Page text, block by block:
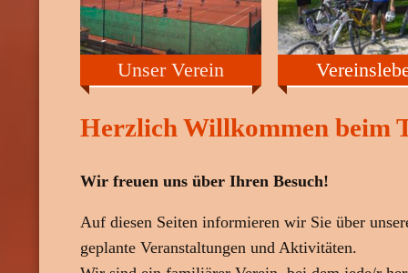
Unser Verein
Herzlich Willkommen beim
Wir freuen uns über Ihren Besuch!
Auf diesen Seiten informieren wir Sie über
geplante Veranstaltungen und Aktivitäten.